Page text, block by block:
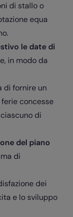
di stallo o
equa
le date di
in modo da
di fornire un
concesse
di
del piano
di
dei
e lo sviluppo